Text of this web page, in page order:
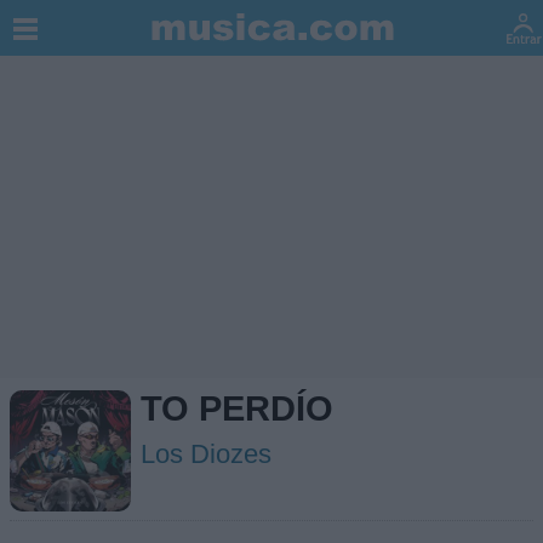
TO PERDÍO
Los Diozes